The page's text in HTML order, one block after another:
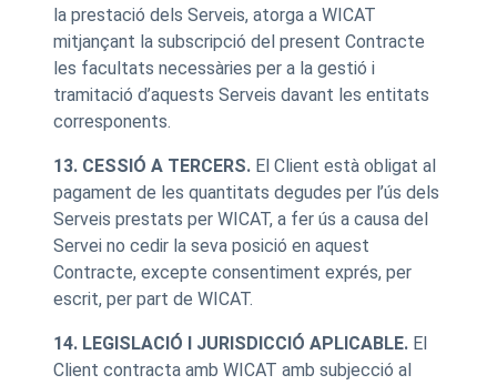
la prestació dels Serveis, atorga a WICAT
mitjançant la subscripció del present Contracte
les facultats necessàries per a la gestió i
tramitació d’aquests Serveis davant les entitats
corresponents.
13. CESSIÓ A TERCERS. El Client està obligat al
pagament de les quantitats degudes per l’ús dels
Serveis prestats per WICAT, a fer ús a causa del
Servei no cedir la seva posició en aquest
Contracte, excepte consentiment exprés, per
escrit, per part de WICAT.
14. LEGISLACIÓ I JURISDICCIÓ APLICABLE. El
Client contracta amb WICAT amb subjecció al